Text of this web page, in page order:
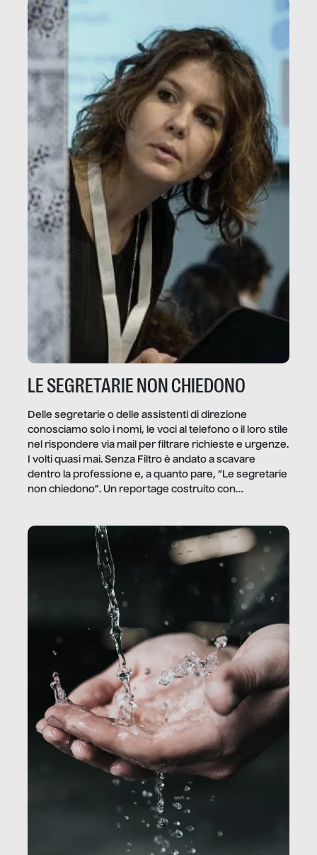
LE SEGRETARIE NON CHIEDONO
Delle segretarie o delle assistenti di direzione
conosciamo solo i nomi, le voci al telefono o il loro stile
nel rispondere via mail per filtrare richieste e urgenze.
I volti quasi mai. Senza Filtro è andato a scavare
dentro la professione e, a quanto pare, “Le segretarie
non chiedono”. Un reportage costruito con